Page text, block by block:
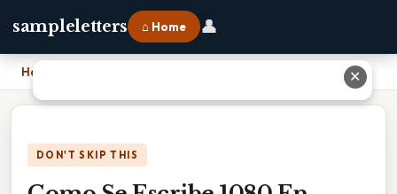
sampleletters ⌂ Home 👤
Home
DON'T SKIP THIS
✕